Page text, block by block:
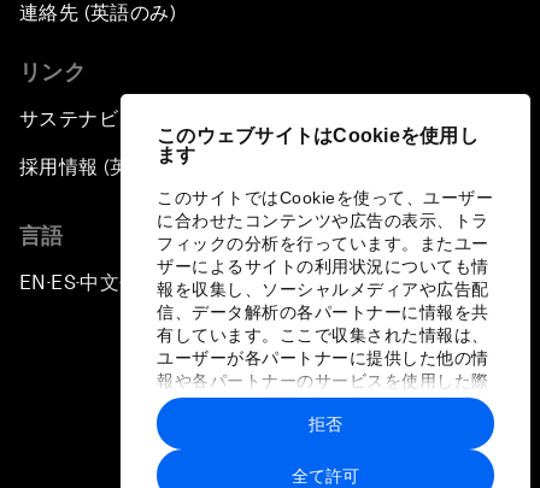
このウェブサイトはCookieを使用し
ます
このサイトではCookieを使って、ユーザー
に合わせたコンテンツや広告の表示、トラ
フィックの分析を行っています。またユー
ザーによるサイトの利用状況についても情
報を収集し、ソーシャルメディアや広告配
信、データ解析の各パートナーに情報を共
有しています。ここで収集された情報は、
ユーザーが各パートナーに提供した他の情
報や各パートナーのサービスを使用した際
に収集された情報と組み合わされ、各パー
トナーによって使用されることがありま
す。
全て許可
拒否
連絡先 (英語のみ)
リンク
サステナビリティへの取り組み
採用情報 (英語のみ)
言語
EN ▪ES▪中文▪ 日本語
プライバシーポリシーと利用規約